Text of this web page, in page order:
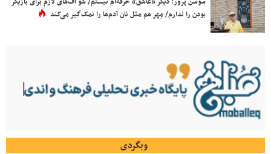
بودن را ندارم/ مِهر هم مثل نان آدم‌ها را نمک‌گیر می‌کند
وبگردی